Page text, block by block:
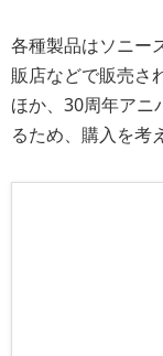
各種製品はソニー
販店などで販売さ
ほか、30周年アニ
るため、購入を考